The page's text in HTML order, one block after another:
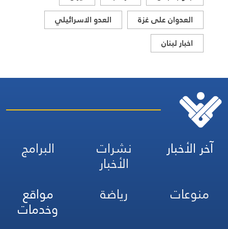
العدوان على غزة
العدو الاسرائيلي
اخبار لبنان
آخر الأخبار نشرات
الأخبار
البرامج
منوعات
رياضة مواقع
وخدمات